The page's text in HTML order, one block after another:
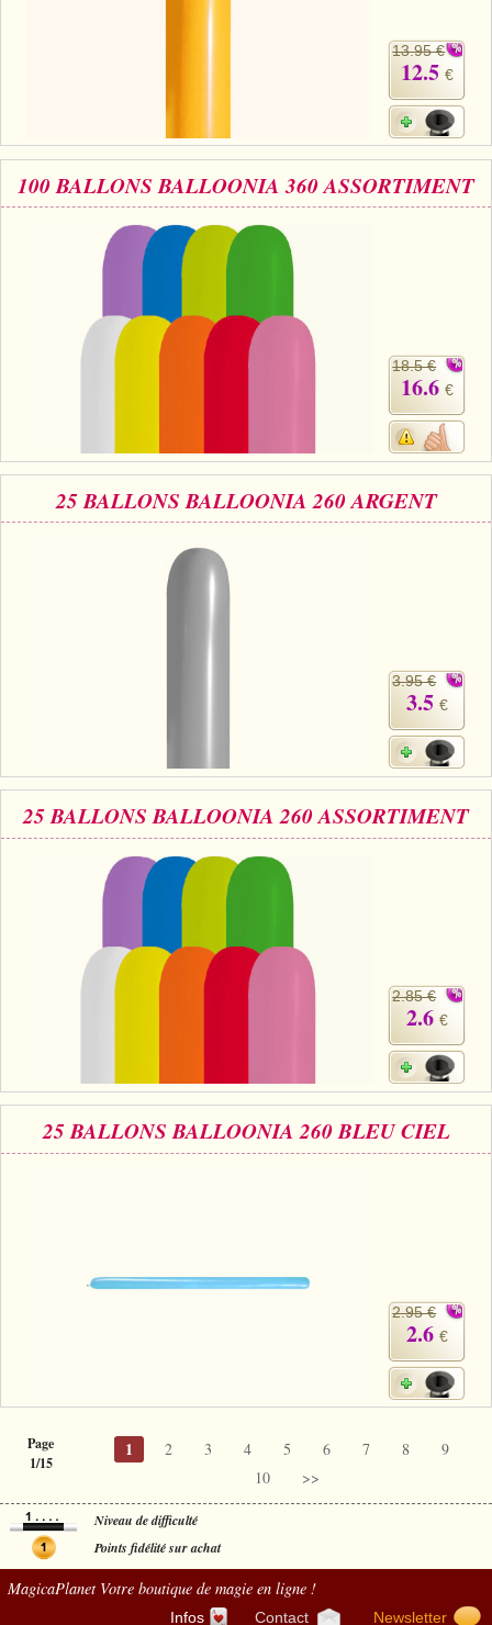
13.95 €
12.5 €
100 BALLONS BALLOONIA 360 ASSORTIMENT
18.5 €
16.6 €
25 BALLONS BALLOONIA 260 ARGENT
3.95 €
3.5 €
25 BALLONS BALLOONIA 260 ASSORTIMENT
2.85 €
2.6 €
25 BALLONS BALLOONIA 260 BLEU CIEL
2.95 €
2.6 €
Page
1/15
1 2 3 4 5 6 7 8
9
10
>>
Niveau de difficulté
Points fidélité sur achat
MagicaPlanetVotre boutique de magie en ligne !
Infos Contact Newsletter